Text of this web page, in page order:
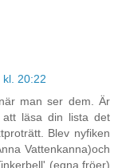
kl. 20:22
man ser dem. Är
läsa din lista det
Blev nyfiken
Vattenkanna)och
(egna fröer)